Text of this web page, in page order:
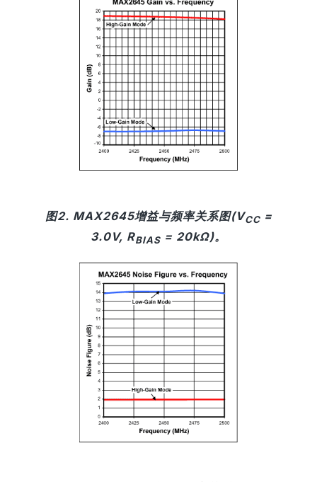
图2. MAX2645增益与频率关系图(VCC=
3.0V, RBIAS = 20kΩ)。